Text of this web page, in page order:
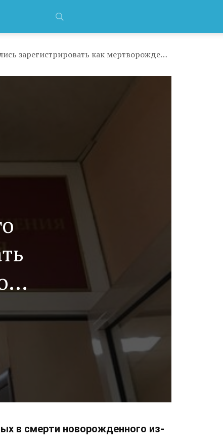
Умершего в читинском роддоме новорожденного пытались зарегистрировать как мертворожденного, чтобы не портить статистику
в смерти новорожденного из-